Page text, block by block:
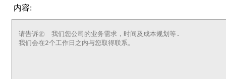
内容: